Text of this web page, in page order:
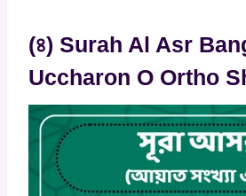
(৪) Surah Al Asr
Uccharon O Ortho